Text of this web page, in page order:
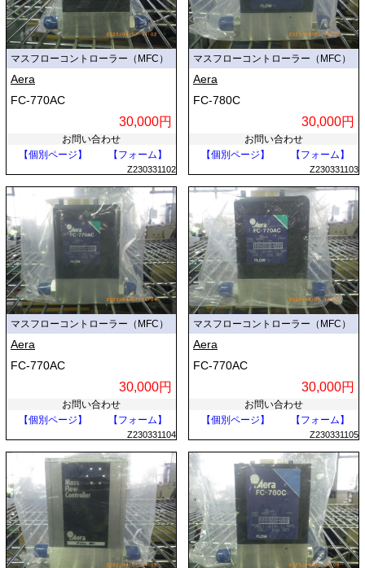
マスフローコントローラー（MFC）
Aera
FC-770AC
30,000円
お問い合わせ
【個別ページ】
【フォーム】
Z230331102
マスフローコントローラー（MFC）
Aera
FC-780C
30,000円
お問い合わせ
【個別ページ】
【フォーム】
Z230331103
マスフローコントローラー（MFC）
Aera
FC-770AC
30,000円
お問い合わせ
【個別ページ】
【フォーム】
Z230331104
マスフローコントローラー（MFC）
Aera
FC-770AC
30,000円
お問い合わせ
【個別ページ】
【フォーム】
Z230331105